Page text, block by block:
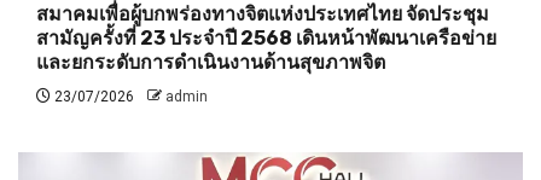
สมาคมเพื่อผู้บกพร่องทางจิตแห่งประเทศไทย จัดประชุม
สามัญครั้งที่ 23 ประจำปี 2568 เดินหน้าพัฒนาเครือข่าย
และยกระดับการดำเนินงานด้านสุขภาพจิต
23/07/2026 admin